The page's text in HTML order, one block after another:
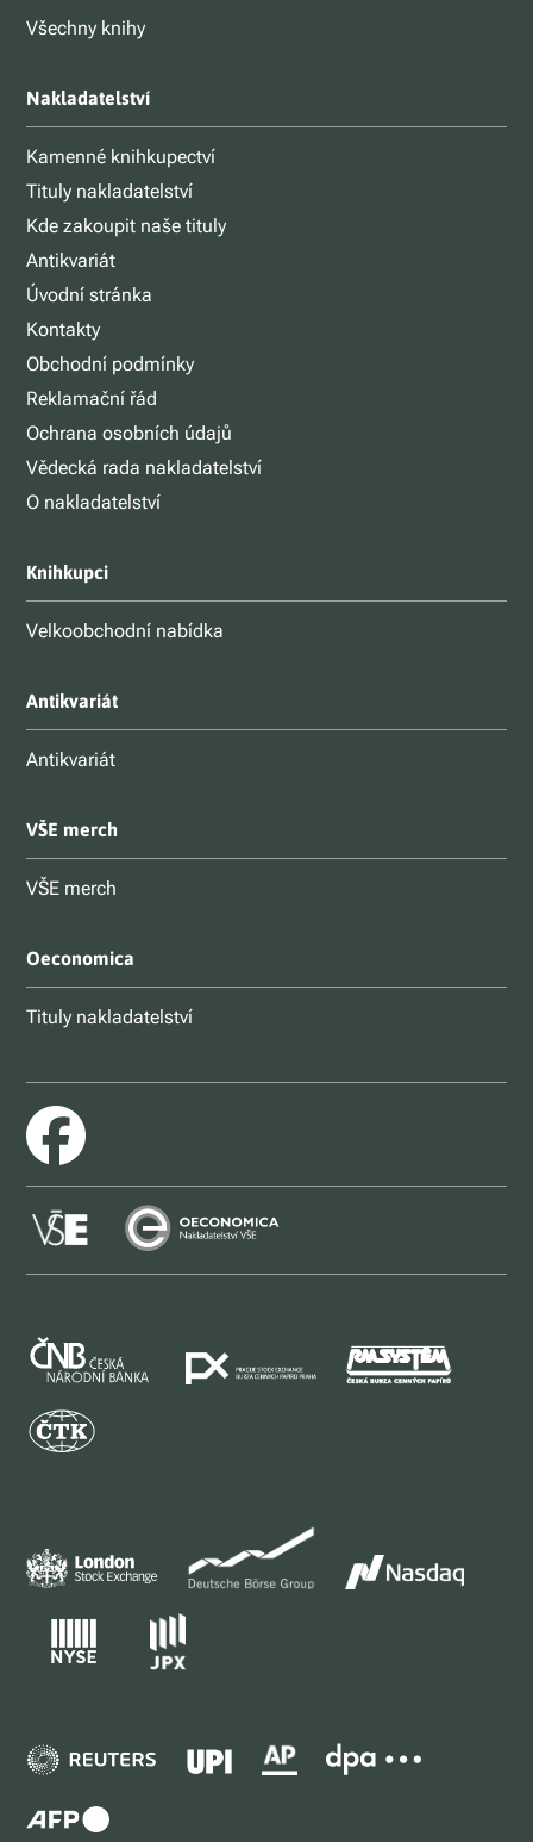
Všechny knihy
Nakladatelství
Kamenné knihkupectví
Tituly nakladatelství
Kde zakoupit naše tituly
Antikvariát
Úvodní stránka
Kontakty
Obchodní podmínky
Reklamační řád
Ochrana osobních údajů
Vědecká rada nakladatelství
O nakladatelství
Knihkupci
Velkoobchodní nabídka
Antikvariát
Antikvariát
VŠE merch
VŠE merch
Oeconomica
Tituly nakladatelství